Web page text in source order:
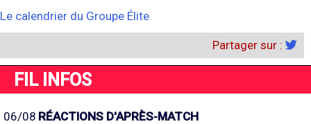
Le calendrier du Groupe Élite
Partager sur :
FIL INFOS
06/08 RÉACTIONS D'APRÈS-MATCH